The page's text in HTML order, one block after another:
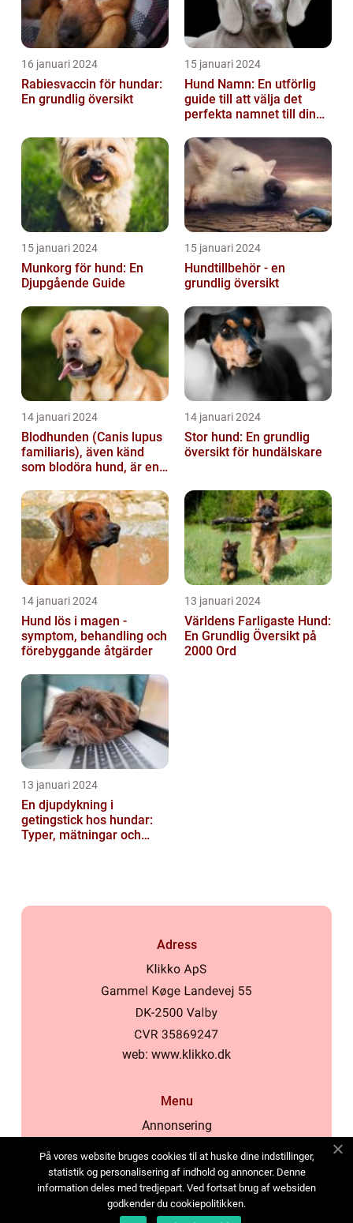
16 januari 2024
Rabiesvaccin för hundar:
En grundlig översikt
15 januari 2024
Hund Namn: En utförlig
guide till att välja det
perfekta namnet till din
15 januari 2024
Munkorg för hund: En
Djupgående Guide
15 januari 2024
Hundtillbehör - en
grundlig översikt
14 januari 2024
Blodhunden (Canis lupus
familiaris), även känd
som blodöra hund, är en
kara...
14 januari 2024
Stor hund: En grundlig
översikt för hundälskare
14 januari 2024
Hund lös i magen -
symptom, behandling och
förebyggande åtgärder
13 januari 2024
Världens Farligaste Hund:
En Grundlig Översikt på
2000 Ord
13 januari 2024
En djupdykning i
getingstick hos hundar:
Typer, mätningar och
Adress
web: www.klikko.dk
Menu
Annonsering
Cookies
Kontakta oss
Sitemap
På vores website bruges cookies til at huske dine indstillinger,
statistik og personalisering af indhold og annoncer. Denne
information deles med tredjepart. Ved fortsat brug af websiden
godkender du cookiepolitikken.